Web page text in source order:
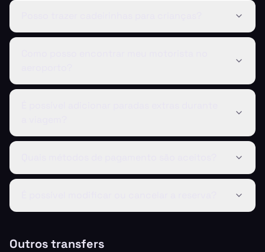
Outros transfers